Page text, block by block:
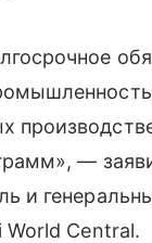
—
и
World Central.